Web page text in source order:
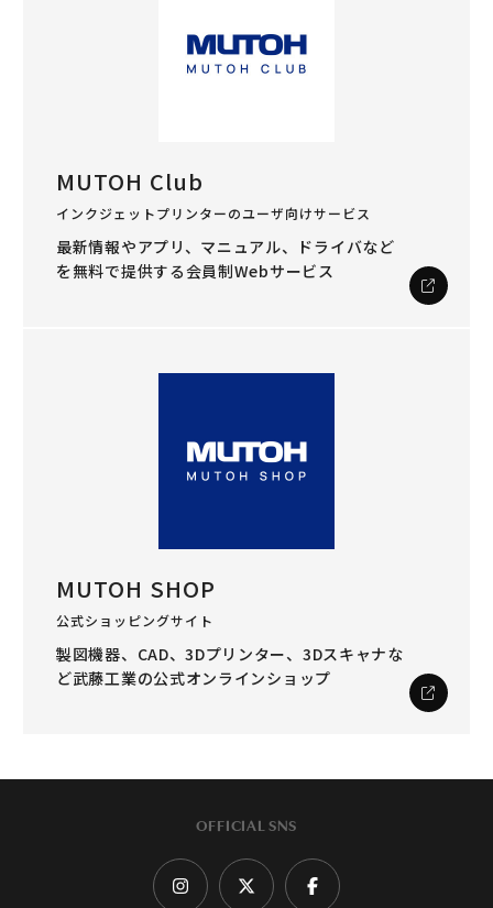
MUTOH Club
インクジェットプリンターのユーザ向けサービス
最新情報やアプリ、マニュアル、ドライバなど
を無料で提供する会員制Webサービス
MUTOH SHOP
公式ショッピングサイト
製図機器、CAD、3Dプリンター、3Dスキャナな
ど武藤工業の公式オンラインショップ
OFFICIAL SNS